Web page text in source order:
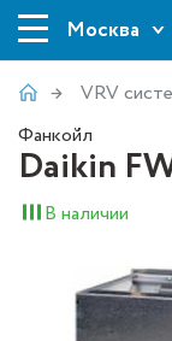
Москва
VRV
Фанкойл
Daikin
В наличии